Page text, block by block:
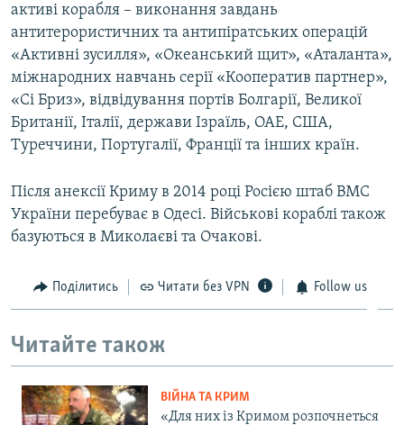
активі корабля – виконання завдань
антитерористичних та антипіратських операцій
«Активні зусилля», «Океанський щит», «Аталанта»,
міжнародних навчань серії «Кооператив партнер»,
«Сі Бриз», відвідування портів Болгарії, Великої
Британії, Італії, держави Ізраїль, ОАЕ, США,
Туреччини, Португалії, Франції та інших країн.
Після анексії Криму в 2014 році Росією штаб ВМС
України перебуває в Одесі. Військові кораблі також
базуються в Миколаєві та Очакові.
Поділитись Читати без VPN Follow us
Читайте також
ВІЙНА ТА КРИМ
«Для них із Кримом розпочнеться